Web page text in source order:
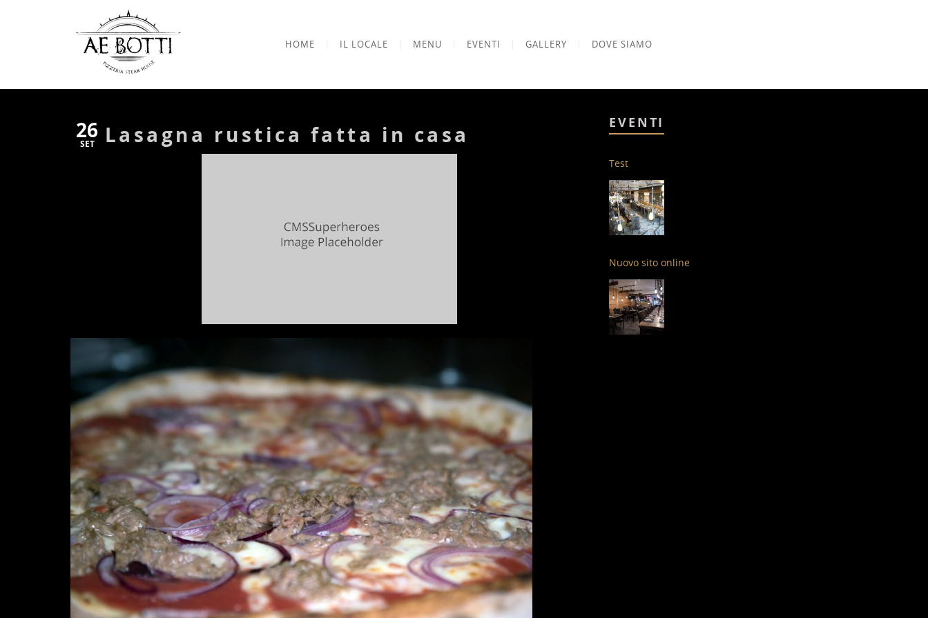
HOME IL LOCALE MENU EVENTI GALLERY DOVE SIAMO
26
SET Lasagna rustica fatta in casa EVENTI
Test
Nuovo sito online